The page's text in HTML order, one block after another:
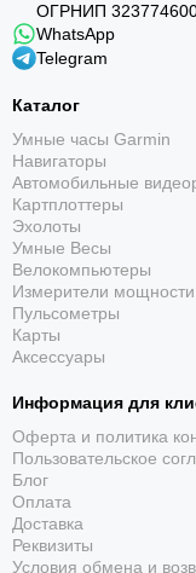
высот и
ОГРНИП
WhatsApp
Telegram
Каталог
Умные часы Garmin
Навигаторы
Автомобильные
Картплоттеры
Эхолоты
Умные Весы
Велокомпьютеры
Измерители
Пульсометры
Карты
Аксессуары
Информация для
Оферта и политика
Пользовательское
Блог
Оплата
Доставка
Реквизиты
Условия обмена и